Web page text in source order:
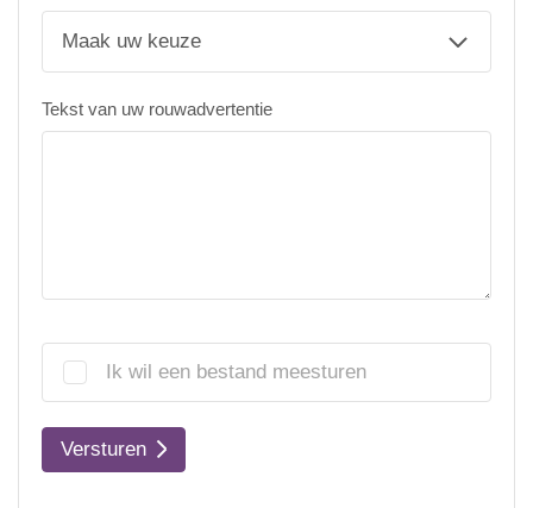
Tekst van uw rouwadvertentie
Ik wil een bestand meesturen
Versturen